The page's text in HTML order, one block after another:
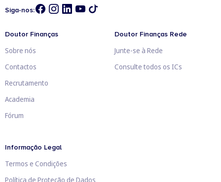
Siga-nos:
Doutor Finanças
Sobre nós
Contactos
Recrutamento
Academia
Fórum
Doutor Finanças Rede
Junte-se à Rede
Consulte todos os ICs
Informação Legal
Termos e Condições
Política de Proteção de Dados